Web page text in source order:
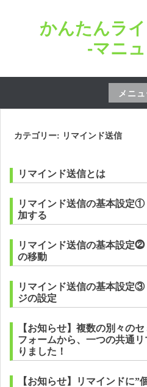
ス
かんたんラ
-マニ
メニ
コ
キ
ッ
カテゴリー: リマインド送信
リマインド送信とは
リマインド送信の基本設定
加する
リマインド送信の基本設定
の移動
リマインド送信の基本設定
ジの設定
【お知らせ】複数の別々の
フォームから、一つの共通
りました！
【お知らせ】リマインドに”